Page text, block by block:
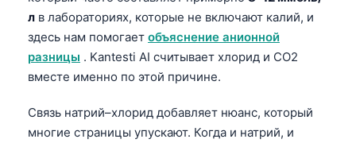
л в лабораториях, которые не включают калий, и
здесь нам помогает объяснение анионной
разницы . Kantesti AI считывает хлорид и CO2
вместе именно по этой причине.
Связь натрий–хлорид добавляет нюанс, который
многие страницы упускают. Когда и натрий, и